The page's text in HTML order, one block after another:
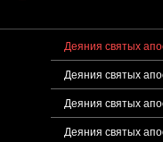
Деяния святых
Деяния святых
Деяния святых
Деяния святых